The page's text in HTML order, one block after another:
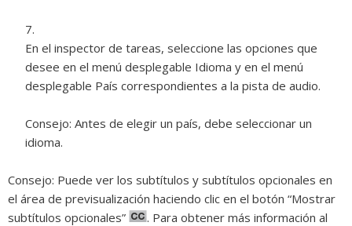
En el inspector de tareas, seleccione las opciones que
desee en el menú desplegable Idioma y en el menú
desplegable País correspondientes a la pista de audio.
Consejo: Antes de elegir un país, debe seleccionar un
idioma.
Consejo: Puede ver los subtítulos y subtítulos opcionales en
el área de previsualización haciendo clic en el botón “Mostrar
subtítulos opcionales”
. Para obtener más información al